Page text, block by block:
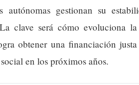
autónomas gestionan su
clave será cómo evoluciona
obtener una financiación
en los próximos años.